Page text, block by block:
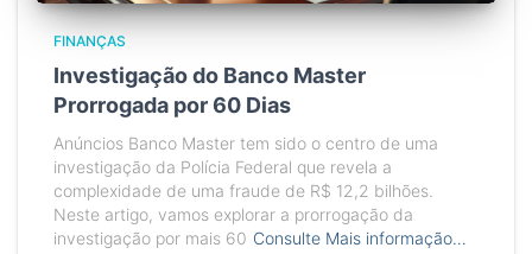
FINANÇAS
Investigação do Banco Master
Prorrogada por 60 Dias
Anúncios Banco Master tem sido o centro de uma
investigação da Polícia Federal que revela a
complexidade de uma fraude de R$ 12,2 bilhões.
Neste artigo, vamos explorar a prorrogação da
investigação por mais 60 Consulte Mais informação…